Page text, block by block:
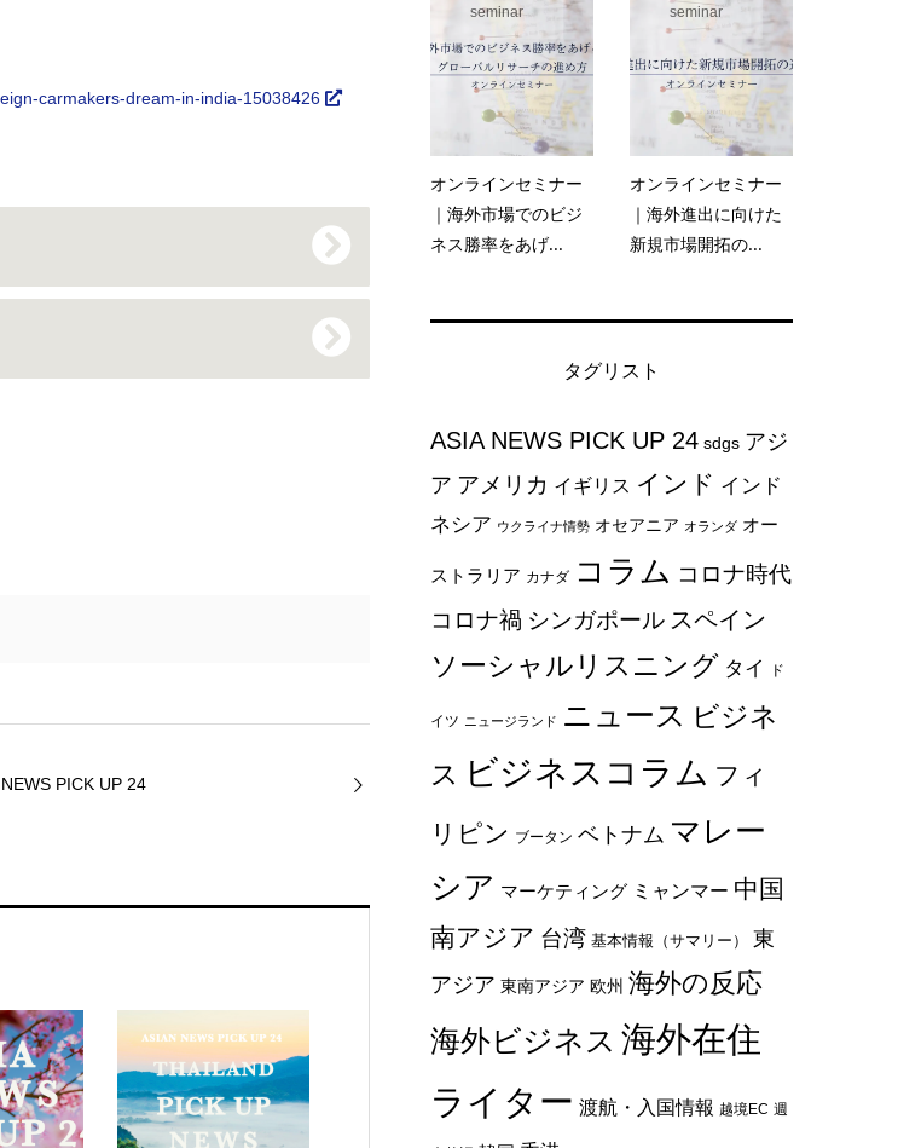
carmakers-dream-in-india-15038426
PICK UP 24
seminar
オンラインセミナー
｜海外市場でのビジ
ネス勝率をあげ...
seminar
オンラインセミナー
｜海外進出に向けた
新規市場開拓の...
タグリスト
ASIA NEWS PICK UP 24 sdgs アジ
ア アメリカ イギリス インド インド
ネシア ウクライナ情勢 オセアニア オランダ オー
ストラリア カナダ コラム コロナ時代
コロナ禍 シンガポール スペイン
ソーシャルリスニング タイ ド
イツ ニュージランド ニュース ビジネ
ス ビジネスコラム フィ
リピン ブータン ベトナム マレー
シア マーケティング ミャンマー 中国
南アジア 台湾 基本情報（サマリー）
東
アジア 東南アジア 欧州 海外の反応
海外ビジネス 海外在住
ライター 渡航・入国情報 越境EC 週